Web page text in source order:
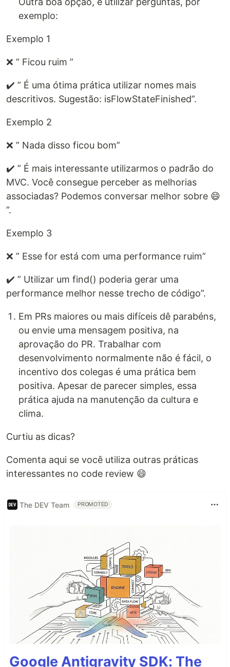
exemplo:
Exemplo 1
❌ ” Ficou ruim ”
✔️ ” É uma ótima prática utilizar nomes mais
descritivos. Sugestão: isFlowStateFinished”.
Exemplo 2
❌ ” Nada disso ficou bom”
✔️ ” É mais interessante utilizarmos o padrão do
MVC. Você consegue perceber as melhorias
associadas? Podemos conversar melhor sobre 😄
”.
Exemplo 3
❌ ” Esse for está com uma performance ruim”
✔️ ” Utilizar um find() poderia gerar uma
performance melhor nesse trecho de código”.
Em PRs maiores ou mais difíceis dê parabéns,
ou envie uma mensagem positiva, na
aprovação do PR. Trabalhar com
desenvolvimento normalmente não é fácil, o
incentivo dos colegas é uma prática bem
positiva. Apesar de parecer simples, essa
prática ajuda na manutenção da cultura e
clima.
Curtiu as dicas?
Comenta aqui se você utiliza outras práticas
interessantes no code review 😄
The DEV Team PROMOTED
Google Antigravity SDK: The